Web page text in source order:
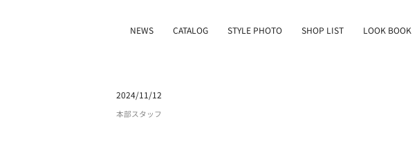
NEWS CATALOG STYLE PHOTO SHOP LIST LOOK BOOK
2024/11/12
本部スタッフ